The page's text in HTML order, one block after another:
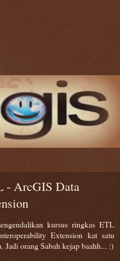
- ArcGIS Data
kursus ringkas ETL
Extension kat satu
orang Sabah kejap baahh... :)